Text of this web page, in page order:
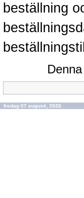
beställning
fredag 07 augusti, 2026